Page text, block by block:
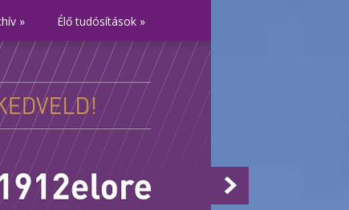
» Élő tudósítások »